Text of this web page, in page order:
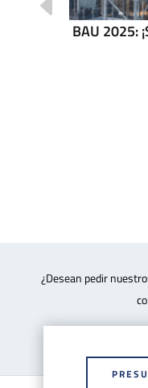
BAU 2025:
¿Desean pedir